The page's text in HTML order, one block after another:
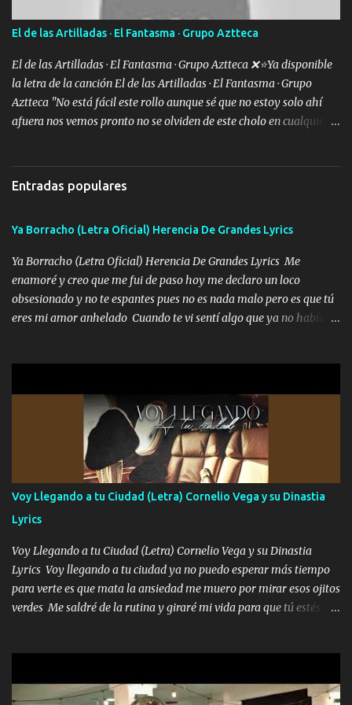
quede claro SUPER R26 Música Lo enamorado nunca se me quita
traigo una que otra morrita y en la Urus la he de montar varias
trocas que me cuidan puro soldado su'icida no les tiembla pa tirar
A veces allá en la Perla si no me ve en la Sierra me muevo de aquí
pa a...
El de las Artilladas · El Fantasma · Grupo Aztteca
El de las Artilladas · El Fantasma · Grupo Aztteca ❌⭐Ya disponible
la letra de la canción El de las Artilladas · El Fantasma · Grupo
Aztteca "No está fácil este rollo aunque sé que no estoy solo ahí
afuera nos vemos pronto no se olviden de este cholo en cualquier
equipo quedó afuera" Letra original de www.elnorteduro.com
"Bien al tiro la plebada siempre listos pa la gu'erra y a mi
como soy" "El jefe ondeado buena escuela nos dejó y firmes
compadre avestruz hay le va un saludon que sigan las artilladas
en acción" Música "No hace falta ni mi apodo porque ya saben qué
rollo se escuchaba este loco les iba a durar muy poco cuando
menos la pensaron le volamos todo el coco" Letra original de
www.elnorteduro.com "Mi familia es lo primero mis hijos cua...
Entradas populares
Ya Borracho (Letra Oficial) Herencia De Grandes Lyrics
Ya Borracho (Letra Oficial) Herencia De Grandes Lyrics Me
enamoré y creo que me fui de paso hoy me declaro un loco
obsesionado y no te espantes pues no es nada malo pero es que tú
eres mi amor anhelado Cuando te vi sentí algo que ya no había
cariño de mi alma Que pa febrero vendré frente a ti con mis
preguntas y digas que sí hacernos novios y verte feliz y muy
contenta como yo por ti Música Pregúntame qué es lo que me
enamora pa describirte unas cuantas horas también pregunta que
quiero contigo que seas dichosa al estar conmigo Y ya borracho
contéstame la llamada pa dedicarte unas bonitas palabras así
borracho me animo a decirte todo y puedo describirlo mucho que
me encantes Decirte que me siento muy feliz y emocionado por
tenerte aquí espero que quiera...
Voy Llegando a tu Ciudad (Letra) Cornelio Vega y su Dinastia
Lyrics
Voy Llegando a tu Ciudad (Letra) Cornelio Vega y su Dinastia
Lyrics Voy llegando a tu ciudad ya no puedo esperar más tiempo
para verte es que mata la ansiedad me muero por mirar esos ojitos
verdes Me saldré de la rutina y giraré mi vida para que tú estés en
solo yo tendre el candado 🔒 del amor ❤️ Música Mil y un besos
para dar ya estando en tu ciudad no habrá quien lo detenga si las